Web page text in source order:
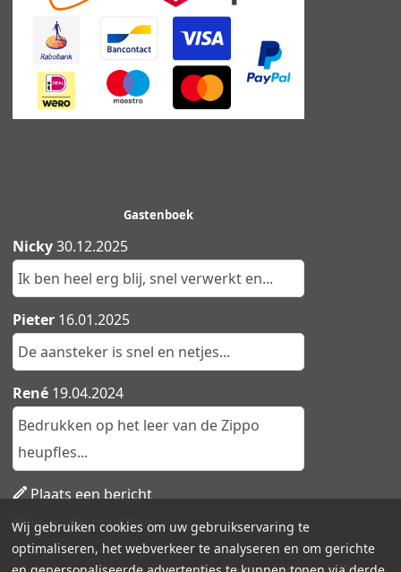
Gastenboek
Nicky30.12.2025
Ik ben heel erg blij, snel verwerkt en...
Pieter 16.01.2025
De aansteker is snel en netjes...
René 19.04.2024
Bedrukken op het leer van de Zippo
heupfles...
Plaats een bericht
Lees alle berichten
Wij gebruiken cookies om uw gebruikservaring te
optimaliseren, het webverkeer te analyseren en om gerichte